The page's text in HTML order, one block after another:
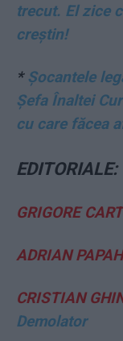
trecut. El zice
creștin!
* Șocantele
Șefa Înaltei
cu care făcea
EDITORIALE:
GRIGORE
ADRIAN
CRISTIAN
Demolator